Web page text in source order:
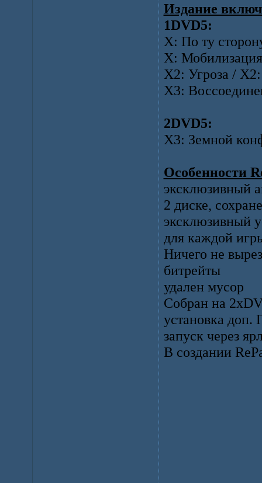
Издание
1DVD5:
X: По ту
X:
X2: Угроза /
X3:
2DVD5:
X3: Земной
Особенности
эксклюзивный
2 диске,
эксклюзивный
для каждой
Ничего не
битрейты
удален мусор
Собран на
установка доп.
запуск через
В создании